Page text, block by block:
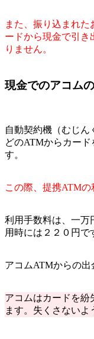
また、振り込まれ
ードから現金で引き
りません。
現金でのアコム
自動契約機（むじ
どのATMからカー
す。
この際、提携ATMの
利用手数料は、一万
用時には２２０円で
アコムATMからの出
アコムはカードを紛
ます。失くさないよ